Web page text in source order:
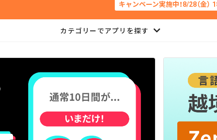
キャンペーン実施中！8/28（金）
カテゴリーでアプリを探す